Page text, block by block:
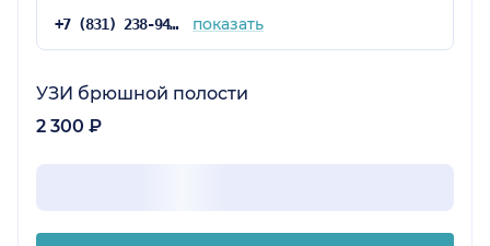
+7 (831) 238-94-69 показать
УЗИ брюшной полости
2 300 ₽